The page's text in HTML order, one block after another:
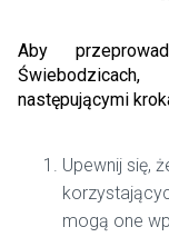
Aby
następującymi
Upewnij się,
mogą one